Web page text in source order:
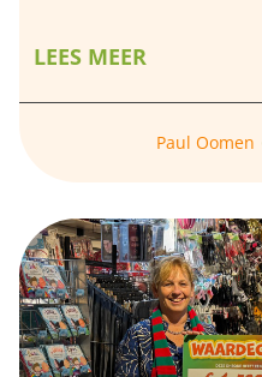
LEES MEER
Paul Oomen